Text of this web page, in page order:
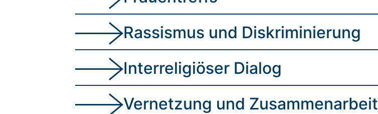
Rassismus und Diskriminierung
Interreligiöser Dialog
Vernetzung und Zusammenarbeit